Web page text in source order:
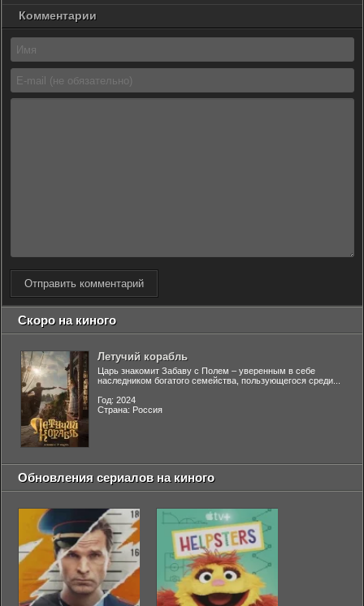
Комментарии
Отправить комментарий
Скоро на киного
Летучий корабль
Царь знакомит Забаву с Полем – уверенным в себе
наследником богатого семейства, пользующегося среди...
Год: 2024
Страна: Россия
Обновления сериалов на киного